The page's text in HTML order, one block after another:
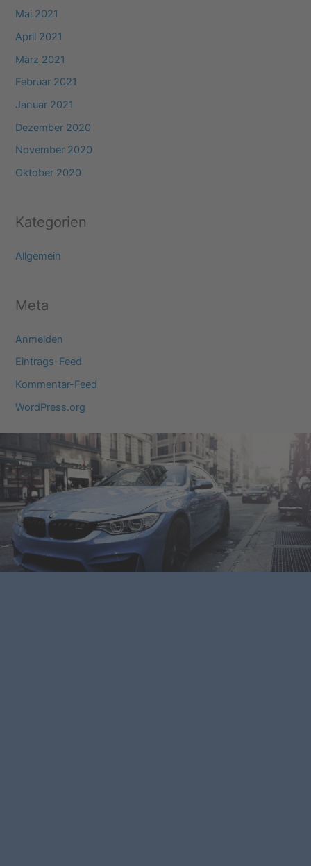
Mai 2021
April 2021
März 2021
Februar 2021
Januar 2021
Dezember 2020
November 2020
Oktober 2020
Kategorien
Allgemein
Meta
Anmelden
Eintrags-Feed
Kommentar-Feed
WordPress.org